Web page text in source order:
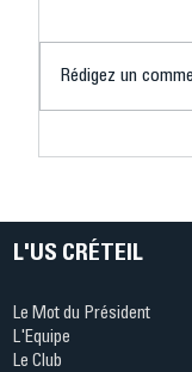
Ping ?
Rédigez un
L'US CRÉTEIL
Le Mot du Président
L'Equipe
Le Club